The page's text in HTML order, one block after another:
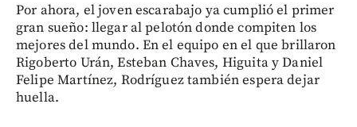
Por ahora, el joven escarabajo ya cumplió el primer
gran sueño: llegar al pelotón donde compiten los
mejores del mundo. En el equipo en el que brillaron
Rigoberto Urán, Esteban Chaves, Higuita y Daniel
Felipe Martínez, Rodríguez también espera dejar
huella.